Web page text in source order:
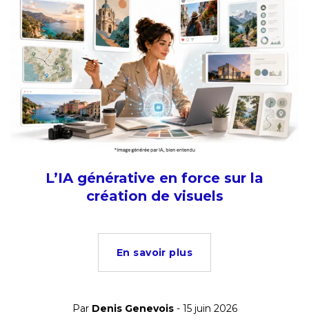
L’IA générative en force sur la
création de visuels
En savoir plus
Par Denis Genevois- 15 juin 2026